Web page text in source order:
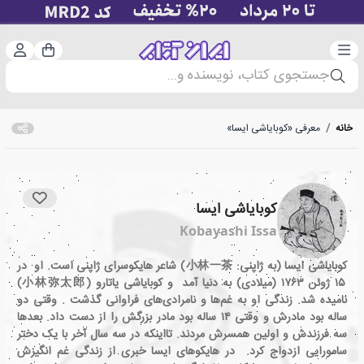
دسته‌بندی سبد
جستجوی کتاب، نویسنده و...
خانه / معرفی «کوبایاشی ایسا»
کوبایاشی ایسا
Kobayashi Issa
کوبایاشی ایسا (به ژاپنی: 小林一茶) شاعر هایکوسرای ژاپنی است. او در
۱۵ ژوئن ۱۷۶۳ (میلادی) به دنیا آمد و کوبایاشی یاتارو (小林弥太郎)
نامیده شد. زندگی او به غم‌ها و نا‌مرادی‌های فراوانی گذشت . وقتی دو
ساله بود مادرش و وقتی ۱۴ ساله بود مادر بزرگش را از دست داد. بعدها
سه فرزندش و اولین همسرش مردند. تااینکه در سه سال آخر با یک دختر
سامورایی ازدواج کرد. در هایکوهای ایسا خبری از زندگی غم انگیزش